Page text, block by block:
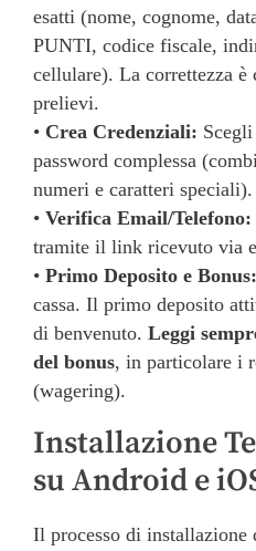
esatti (nome, cognome,
PUNTI, codice fiscale,
cellulare). La correttezza
prelievi.
• Crea Credenziali:
password complessa
numeri e caratteri speciali).
• Verifica Email/Telefono:
tramite il link ricevuto via
• Primo Deposito e Bonus:
cassa. Il primo deposito
di benvenuto. Leggi
del bonus, in particolare i
(wagering).
Installazione
su Android e
Il processo di